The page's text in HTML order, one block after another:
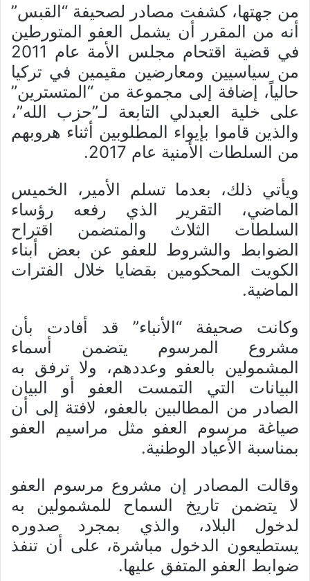
من جهتها، كشفت مصادر لصحيفة “القبس”
أنه من المقرر أن يشمل العفو المتورطين
في قضية اقتحام مجلس الأمة عام 2011
من سياسيين ومعارضين مقيمين في تركيا
حالياً، إضافة إلى مجموعة من “المتسترين”
على خلية العبدلي التابعة لـ”حزب الله”،
والذين قاموا بإيواء المطلوبين أثناء هروبهم
من السلطات الأمنية عام 2017.
ويأتي ذلك، بعدما تسلم الأمير، الخميس
الماضي، التقرير الذي رفعه رؤساء
السلطات الثلاث والمتضمن اقتراح
الضوابط والشروط للعفو عن بعض أبناء
الكويت المحكومين بقضايا خلال الفترات
الماضية.
وكانت صحيفة “الأنباء” قد أفادت بأن
مشروع المرسوم يتضمن أسماء
المشمولين بالعفو وعددهم، ولا ترفق به
البيانات التي التمست العفو أو البيان
الصادر من المطالبين بالعفو، لافتة إلى أن
صياغة مرسوم العفو مثل مراسيم العفو
بمناسبة الأعياد الوطنية.
وقالت المصادر إن مشروع مرسوم العفو
لا يتضمن تاريخ السماح للمشمولين به
لدخول البلاد، والذي بمجرد صدوره
يستطيعون الدخول مباشرة، على أن تنفذ
ضوابط العفو المتفق عليها.